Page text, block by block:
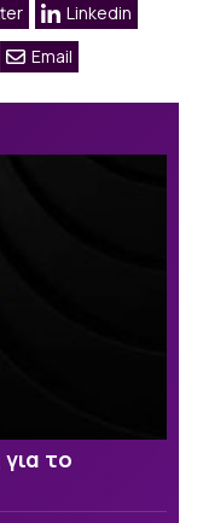
Linkedin
Email
το